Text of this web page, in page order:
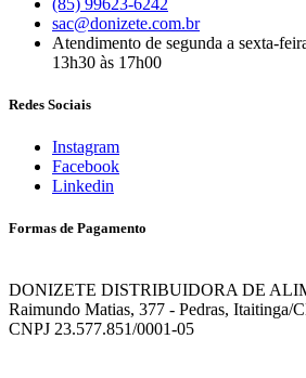
sac@donizete.com.br
Atendimento de segunda a sexta-
13h30 às 17h00
Redes Sociais
Instagram
Facebook
Linkedin
Formas de Pagamento
DONIZETE DISTRIBUIDORA DE
Raimundo Matias, 377 - Pedras, Itaitinga/
CNPJ 23.577.851/0001-05